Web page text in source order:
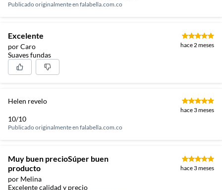
Publicado originalmente en falabella.com.co
Excelente
por Caro hace 2 meses
Suaves fundas
Helen revelo
hace 3 meses
10/10
Publicado originalmente en falabella.com.co
Muy buen precioSúper buen
producto
por Melina
hace 3 meses
Excelente calidad y precio